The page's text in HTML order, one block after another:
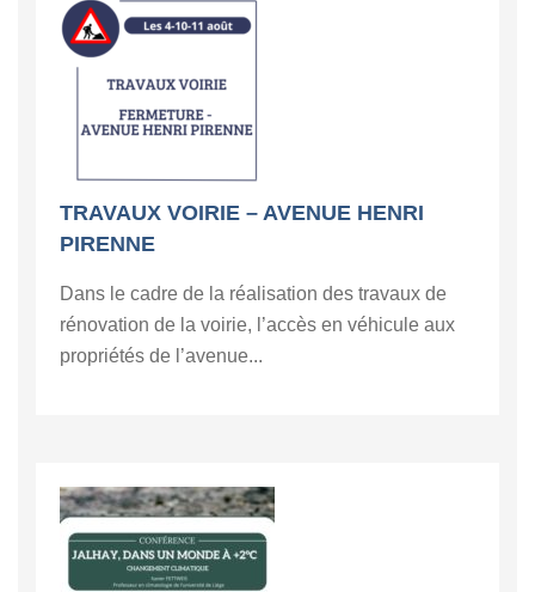
TRAVAUX VOIRIE – AVENUE HENRI
PIRENNE
Dans le cadre de la réalisation des travaux de
rénovation de la voirie, l’accès en véhicule aux
propriétés de l’avenue...